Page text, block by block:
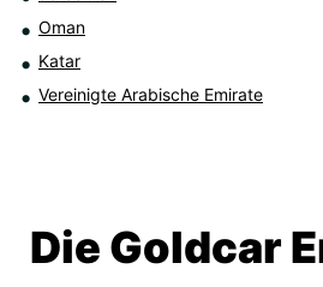
Oman
Katar
Vereinigte Arabische Emirate
Die Goldcar